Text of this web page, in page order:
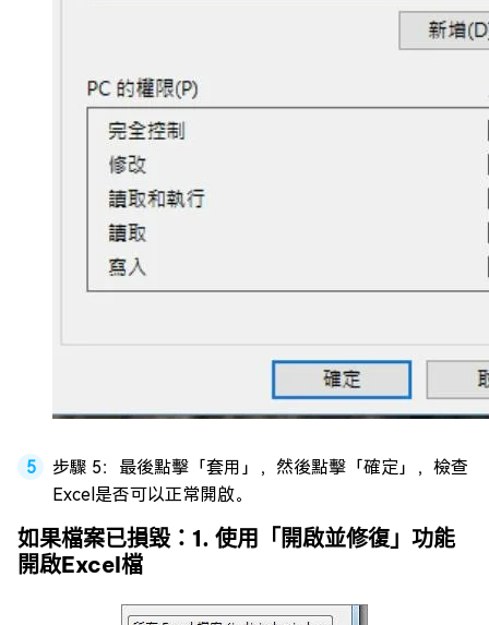
步驟 5：最後點擊「套用」，然後點擊「確定」，檢查
Excel是否可以正常開啟。
如果檔案已損毀：1. 使用「開啟並修復」功能
開啟Excel檔